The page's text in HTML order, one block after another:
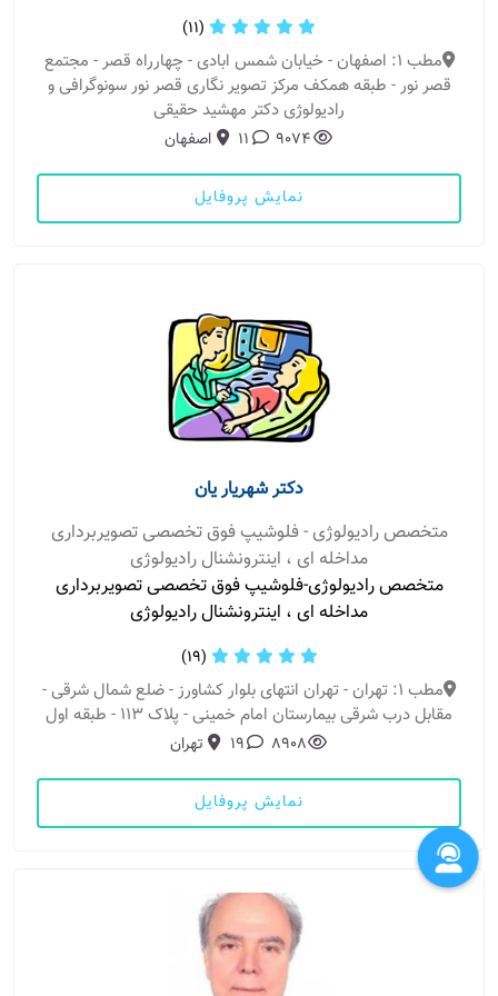
(11)
مطب 1: اصفهان - خیابان شمس ابادی - چهارراه قصر - مجتمع
قصر نور - طبقه همکف مرکز تصویر نگاری قصر نور سونوگرافی و
رادیولوژی دکتر مهشید حقیقی
9074
11 اصفهان
نمایش پروفایل
دکتر شهریار یان
متخصص رادیولوژی - فلوشیپ فوق تخصصی تصویربرداری
مداخله ای ، اینترونشنال رادیولوژی
متخصص رادیولوژی-فلوشیپ فوق تخصصی تصویربرداری
مداخله ای ، اینترونشنال رادیولوژی
(19)
مطب 1: تهران - تهران انتهای بلوار کشاورز - ضلع شمال شرقی -
مقابل درب شرقی بیمارستان امام خمینی - پلاک ۱۱۳ - طبقه اول
8908
19 تهران
نمایش پروفایل